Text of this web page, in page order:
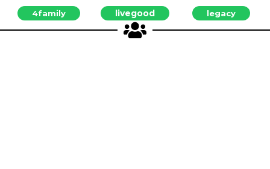
4family livegood legacy